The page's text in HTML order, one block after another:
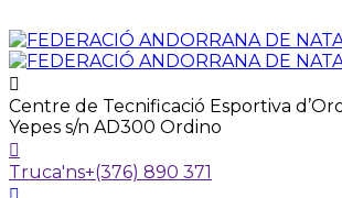
Centre de Tecnificació Esportiva
Yepes s/n AD300 Ordino
Truca'ns+(376) 890 371